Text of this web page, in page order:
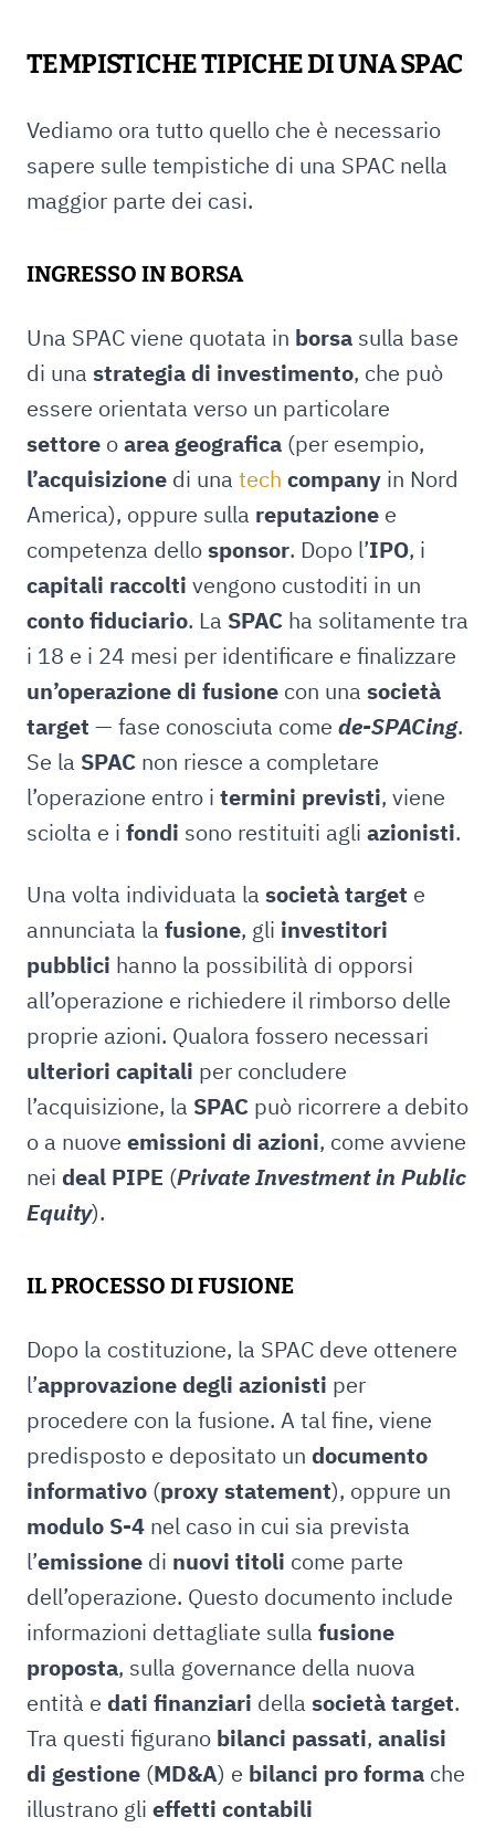
TEMPISTICHE TIPICHE DI UNA SPAC
Vediamo ora tutto quello che è necessario
sapere sulle tempistiche di una SPAC nella
maggior parte dei casi.
INGRESSO IN BORSA
Una SPAC viene quotata in borsa sulla base
di una strategia di investimento, che può
essere orientata verso un particolare
settore oarea geografica (per esempio,
l’acquisizione di una tech company in Nord
America), oppure sulla reputazione e
competenza dellosponsor. Dopo l’IPO, i
capitali raccolti vengono custoditi in un
conto fiduciario. La SPAC ha solitamente tra
i 18 e i 24 mesi per identificare e finalizzare
un’operazione di fusione con una società
target — fase conosciuta come de-SPACing.
Se la SPAC non riesce a completare
l’operazione entro i termini previsti, viene
sciolta e i fondi sono restituiti agli azionisti.
Una volta individuata la società target e
annunciata la fusione, gli investitori
pubblici hanno la possibilità di opporsi
all’operazione e richiedere il rimborso delle
proprie azioni. Qualora fossero necessari
ulteriori capitali per concludere
l’acquisizione, la SPAC può ricorrere a debito
o a nuove emissioni di azioni, come avviene
nei deal PIPE (Private Investment in Public
Equity).
IL PROCESSO DI FUSIONE
Dopo la costituzione, la SPAC deve ottenere
l’approvazione degli azionisti per
procedere con la fusione. A tal fine, viene
predisposto e depositato un documento
informativo (proxy statement), oppure un
modulo S-4 nel caso in cui sia prevista
l’emissione di nuovi titoli come parte
dell’operazione. Questo documento include
informazioni dettagliate sulla fusione
proposta, sulla governance della nuova
entità e dati finanziari della società target.
Tra questi figurano bilanci passati, analisi
di gestione (MD&A) e bilanci pro forma che
illustrano gli effetti contabili